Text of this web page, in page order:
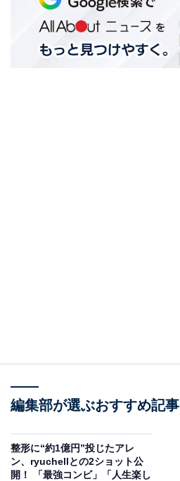
編集部が選ぶおすすめ記事
整形に“約1億円”投じたアレ
ン、ryuchellとの2ショット公
開！ 「最強コンビ」「人生楽し